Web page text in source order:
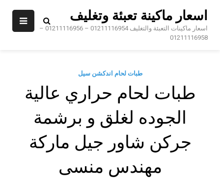
اسعار ماكينة تعبئة وتغليف
اسعار ماكينات التعبئة والتغليف 01211116954 – 01211116956 –
01211116958
طبات لحام اندكشن سيل
طبات لحام حراري عالية
الجوده لغلق و برشمة
جركن شاور جيل ماركة
مهندس منسى